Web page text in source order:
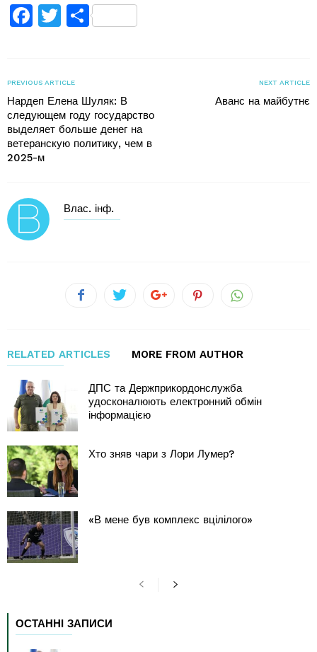
Facebook
TwitterПоділитися
PREVIOUS ARTICLE
Нардеп Елена Шуляк: В
следующем году государство
выделяет больше денег на
ветеранскую политику, чем в
2025-м
NEXT ARTICLE
Аванс на майбутнє
Влас. інф.
RELATED ARTICLES MORE FROM AUTHOR
ДПС та Держприкордонслужба
удосконалюють електронний обмін
інформацією
Хто зняв чари з Лори Лумер?
«В мене був комплекс вцілілого»
ОСТАННІ ЗАПИСИ